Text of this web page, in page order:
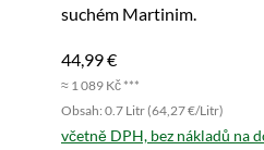
suchém Martinim.
44,99 €
≈ 1 089 Kč ***
Obsah: 0.7 Litr (64,27 €/Litr)
včetně DPH, bez nákladů na